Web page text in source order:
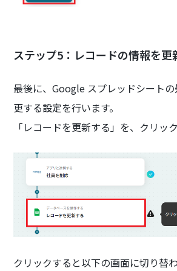
ステップ5：レコードの情報を更
最後に、Google スプレッドシート
更する設定を行います。
「レコードを更新する」を、クリッ
クリックすると以下の画面に切り替わ